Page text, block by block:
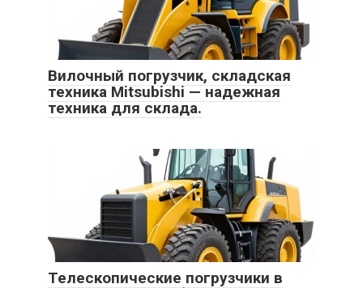
Вилочный погрузчик, складская
техника Mitsubishi — надежная
техника для склада.
Телескопические погрузчики в